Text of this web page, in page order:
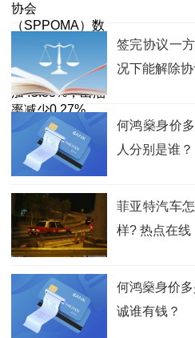
2023年7月
加45.83%，
加43.75%
签完协议一
况下能解除
何鸿燊身价
人分别是谁？
菲亚特汽车
样? 热点在线
何鸿燊身价
诚谁有钱？